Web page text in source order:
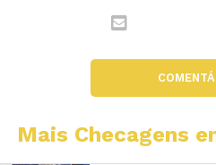
Mais Checagens